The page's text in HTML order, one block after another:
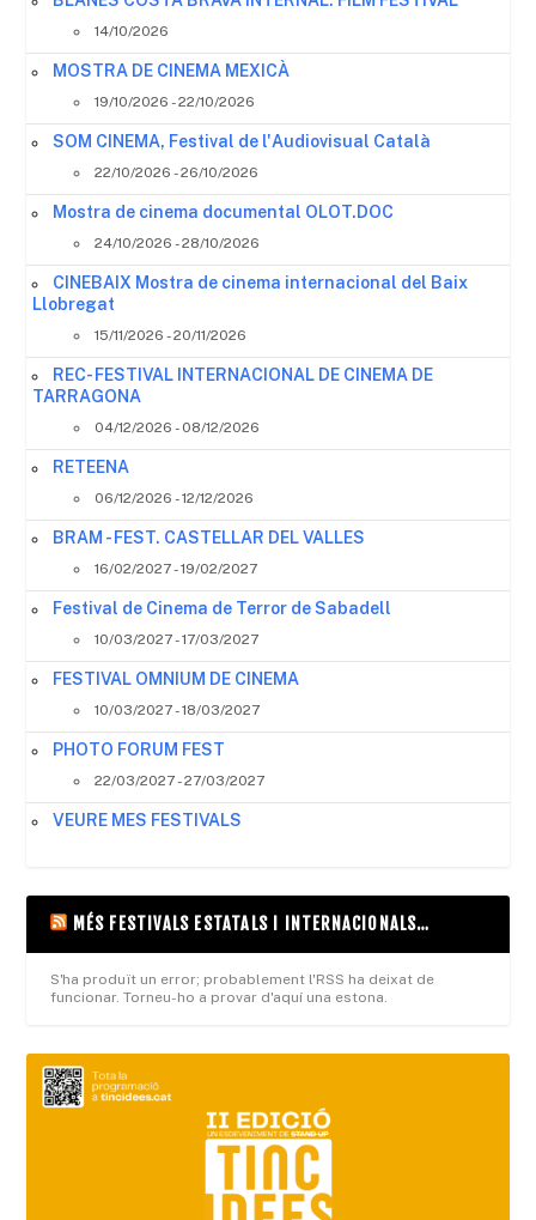
14/10/2026
MOSTRA DE CINEMA MEXICÀ
19/10/2026 - 22/10/2026
SOM CINEMA, Festival de l'Audiovisual Català
22/10/2026 - 26/10/2026
Mostra de cinema documental OLOT.DOC
24/10/2026 - 28/10/2026
CINEBAIX Mostra de cinema internacional del Baix
Llobregat
15/11/2026 - 20/11/2026
REC- FESTIVAL INTERNACIONAL DE CINEMA DE
TARRAGONA
04/12/2026 - 08/12/2026
RETEENA
06/12/2026 - 12/12/2026
BRAM - FEST. CASTELLAR DEL VALLES
16/02/2027 - 19/02/2027
Festival de Cinema de Terror de Sabadell
10/03/2027 - 17/03/2027
FESTIVAL OMNIUM DE CINEMA
10/03/2027 - 18/03/2027
PHOTO FORUM FEST
22/03/2027 - 27/03/2027
VEURE MES FESTIVALS
MÉS FESTIVALS ESTATALS I INTERNACIONALS…
S'ha produït un error; probablement l'RSS ha deixat de
funcionar. Torneu-ho a provar d'aquí una estona.